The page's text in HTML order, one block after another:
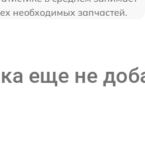
необходимых запчастей.
еще не